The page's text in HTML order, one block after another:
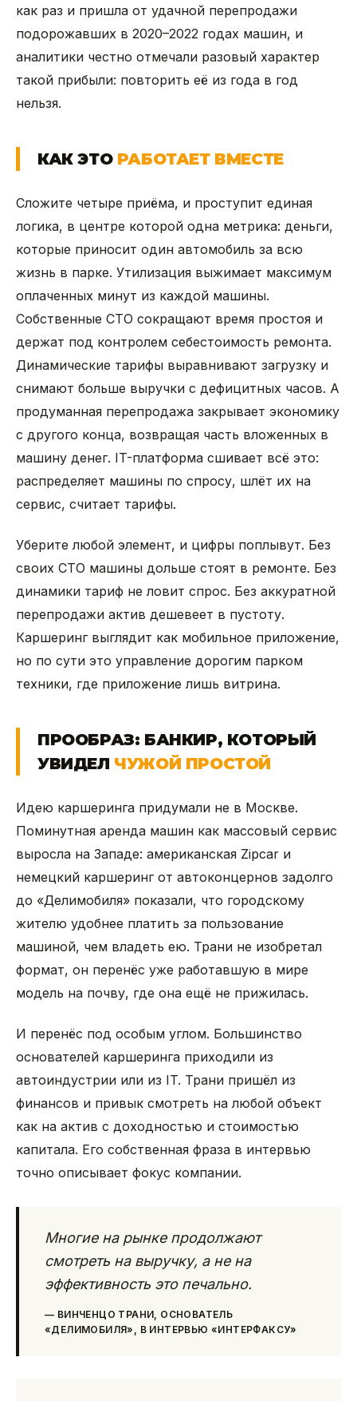
как раз и пришла от удачной перепродажи
подорожавших в 2020–2022 годах машин, и
аналитики честно отмечали разовый характер
такой прибыли: повторить её из года в год
нельзя.
КАК ЭТО РАБОТАЕТ ВМЕСТЕ
Сложите четыре приёма, и проступит единая
логика, в центре которой одна метрика: деньги,
которые приносит один автомобиль за всю
жизнь в парке. Утилизация выжимает максимум
оплаченных минут из каждой машины.
Собственные СТО сокращают время простоя и
держат под контролем себестоимость ремонта.
Динамические тарифы выравнивают загрузку и
снимают больше выручки с дефицитных часов. А
продуманная перепродажа закрывает экономику
с другого конца, возвращая часть вложенных в
машину денег. IT-платформа сшивает всё это:
распределяет машины по спросу, шлёт их на
сервис, считает тарифы.
Уберите любой элемент, и цифры поплывут. Без
своих СТО машины дольше стоят в ремонте. Без
динамики тариф не ловит спрос. Без аккуратной
перепродажи актив дешевеет в пустоту.
Каршеринг выглядит как мобильное приложение,
но по сути это управление дорогим парком
техники, где приложение лишь витрина.
ПРООБРАЗ: БАНКИР, КОТОРЫЙ
УВИДЕЛ ЧУЖОЙ ПРОСТОЙ
Идею каршеринга придумали не в Москве.
Поминутная аренда машин как массовый сервис
выросла на Западе: американская Zipcar и
немецкий каршеринг от автоконцернов задолго
до «Делимобиля» показали, что городскому
жителю удобнее платить за пользование
машиной, чем владеть ею. Трани не изобретал
формат, он перенёс уже работавшую в мире
модель на почву, где она ещё не прижилась.
И перенёс под особым углом. Большинство
основателей каршеринга приходили из
автоиндустрии или из IT. Трани пришёл из
финансов и привык смотреть на любой объект
как на актив с доходностью и стоимостью
капитала. Его собственная фраза в интервью
точно описывает фокус компании.
Многие на рынке продолжают
смотреть на выручку, а не на
эффективность это печально.
— ВИНЧЕНЦО ТРАНИ, ОСНОВАТЕЛЬ
«ДЕЛИМОБИЛЯ», В ИНТЕРВЬЮ «ИНТЕРФАКСУ»